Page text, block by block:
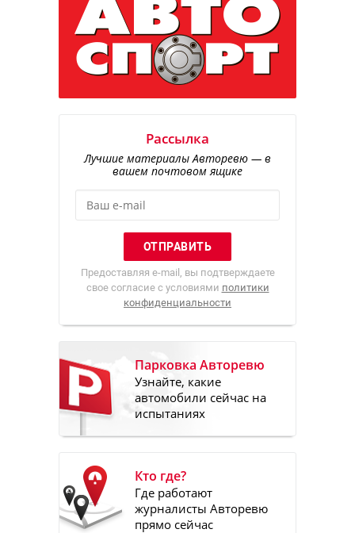
Рассылка
Лучшие материалы Авторевю — в
вашем почтовом ящике
Предоставляя e-mail, вы подтверждаете
свое согласие с условиями политики
конфиденциальности
Парковка Авторевю
Узнайте, какие
автомобили сейчас на
испытаниях
Кто где?
Где работают
журналисты Авторевю
прямо сейчас